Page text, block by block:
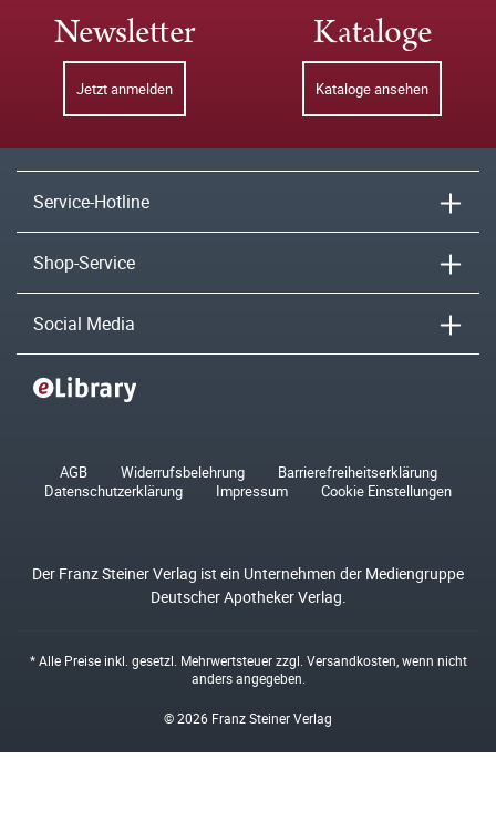
Newsletter
Jetzt anmelden
Kataloge
Kataloge ansehen
Service-Hotline
Shop-Service
Social Media
AGB Widerrufsbelehrung
Barrierefreiheitserklärung
Datenschutzerklärung
Impressum Cookie Einstellungen
Der Franz Steiner Verlag ist ein Unternehmen der Mediengruppe
Deutscher Apotheker Verlag.
* Alle Preise inkl. gesetzl. Mehrwertsteuer zzgl. Versandkosten , wenn nicht
anders angegeben.
© 2026 Franz Steiner Verlag